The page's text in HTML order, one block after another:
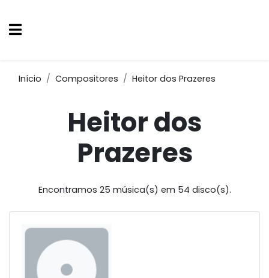
Início Compositores Heitor dos Prazeres
Heitor dos
Prazeres
Encontramos 25 música(s) em 54 disco(s).